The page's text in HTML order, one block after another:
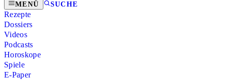
MENÜ SUCHE
Rezepte
Dossiers
Videos
Podcasts
Horoskope
Spiele
E-Paper